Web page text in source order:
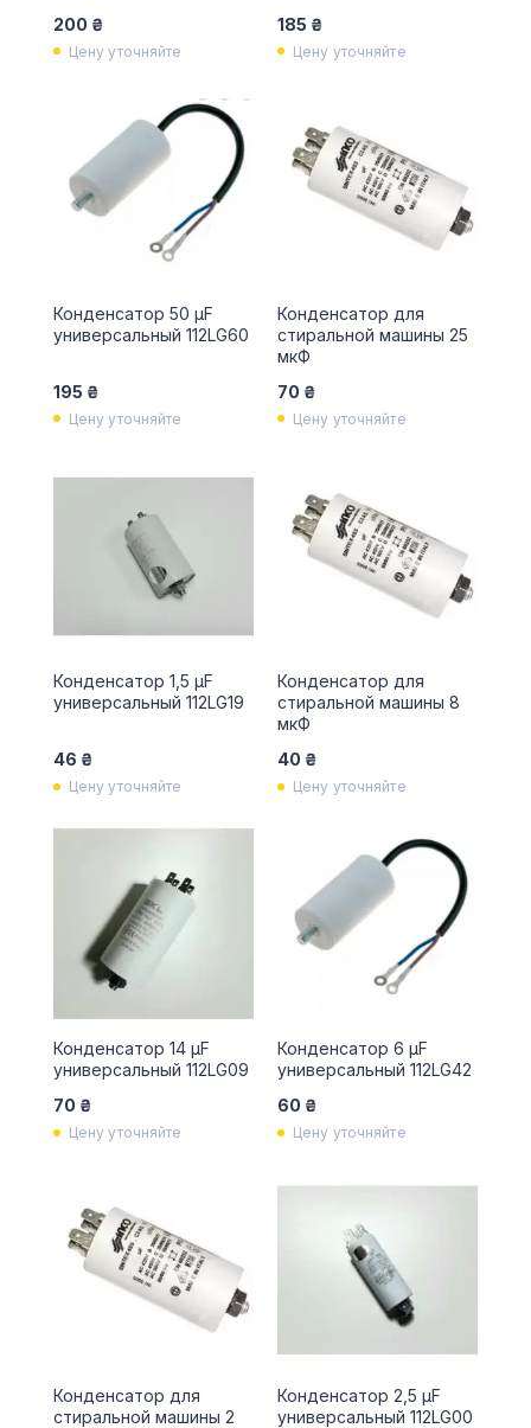
200 ₴
Цену уточняйте
185 ₴
Цену уточняйте
Конденсатор 50 µF
универсальный 112LG60
195 ₴
Цену уточняйте
Конденсатор для
стиральной машины 25
мкФ
70 ₴
Цену уточняйте
Конденсатор 1,5 µF
универсальный 112LG19
46 ₴
Цену уточняйте
Конденсатор для
стиральной машины 8
мкФ
40 ₴
Цену уточняйте
Конденсатор 14 µF
универсальный 112LG09
70 ₴
Цену уточняйте
Конденсатор 6 µF
универсальный 112LG42
60 ₴
Цену уточняйте
Конденсатор для
стиральной машины 2
Конденсатор 2,5 µF
универсальный 112LG00